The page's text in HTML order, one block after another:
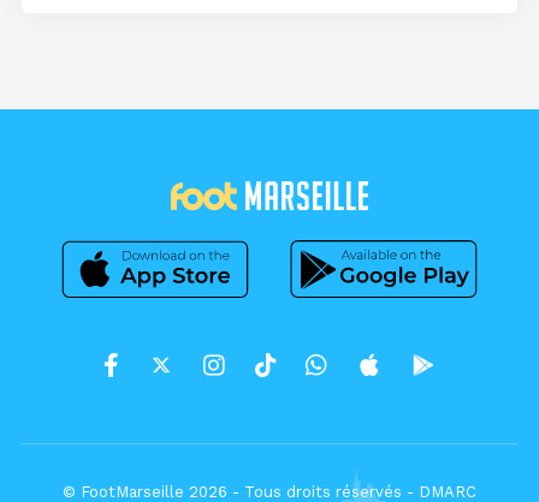
© FootMarseille 2026 - Tous droits réservés - DMARC